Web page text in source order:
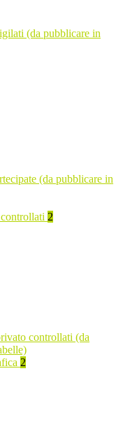
(da pubblicare in
(da pubblicare in
2
controllati (da
2